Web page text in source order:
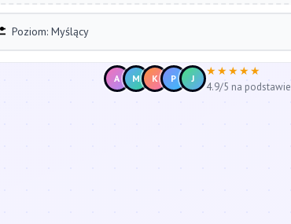
Poziom: Myślący
A M K P J
★★★★★
4.9/5 na podstawie